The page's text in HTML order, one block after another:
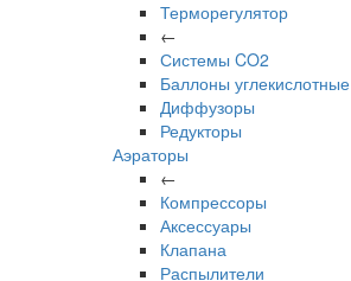
Терморегулятор
←
Системы CO2
Баллоны углекислотные
Диффузоры
Редукторы
Аэраторы
←
Компрессоры
Аксессуары
Клапана
Распылители